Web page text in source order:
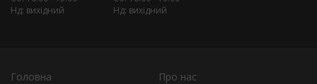
Нд: вихідний
Нд: вихідний
Головна
Про нас